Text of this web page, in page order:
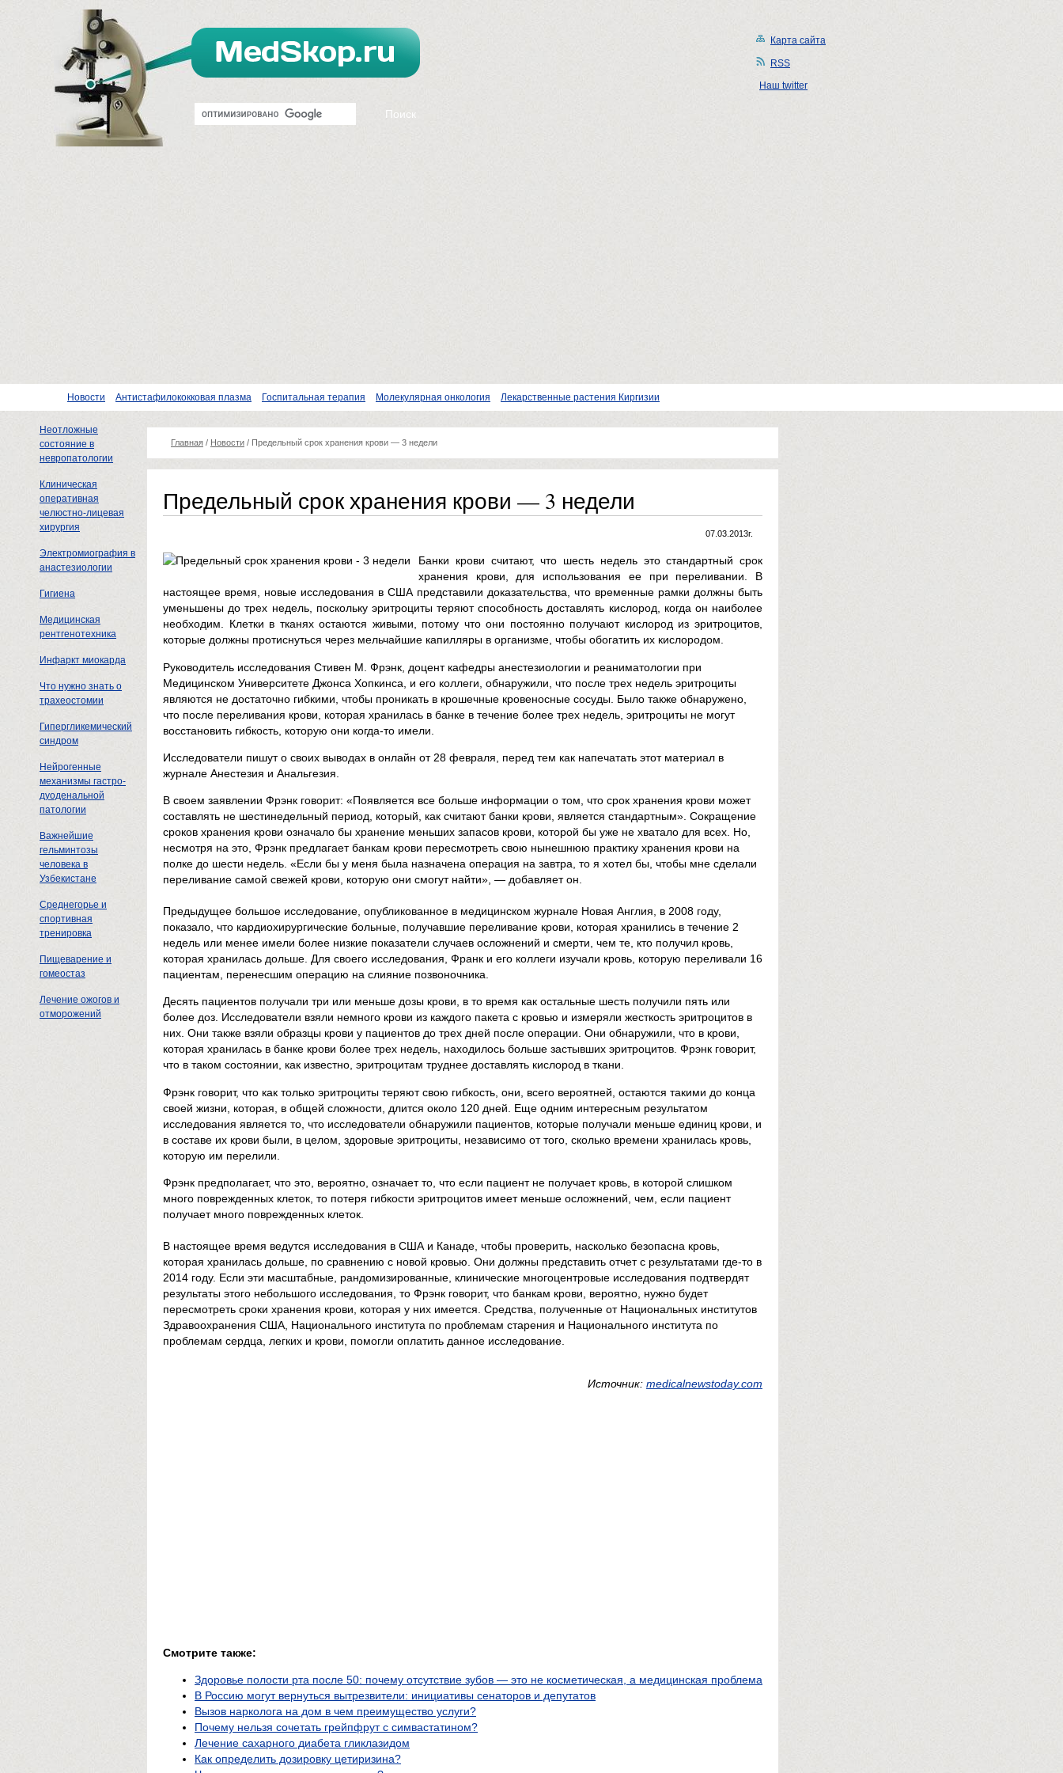
Карта сайта
RSS
Наш twitter
Новости Антистафилококковая плазма Госпитальная терапия Молекулярная онкология Лекарственные растения Киргизии
Неотложные
состояние в
невропатологии
Клиническая
оперативная
челюстно-лицевая
хирургия
Электромиография в
анастезиологии
Гигиена
Медицинская
рентгенотехника
Инфаркт миокарда
Что нужно знать о
трахеостомии
Гипергликемический
синдром
Нейрогенные
механизмы гастро-
дуоденальной
патологии
Важнейшие
гельминтозы
человека в
Узбекистане
Среднегорье и
спортивная
тренировка
Пищеварение и
гомеостаз
Лечение ожогов и
отморожений
Главная / Новости / Предельный срок хранения крови — 3 недели
Предельный срок хранения крови — 3 недели
07.03.2013г.
Банки крови считают, что шесть недель это стандартный срок
хранения крови, для использования ее при переливании. В
настоящее время, новые исследования в США представили доказательства, что временные рамки должны быть
уменьшены до трех недель, поскольку эритроциты теряют способность доставлять кислород, когда он наиболее
необходим. Клетки в тканях остаются живыми, потому что они постоянно получают кислород из эритроцитов,
которые должны протиснуться через мельчайшие капилляры в организме, чтобы обогатить их кислородом.
Руководитель исследования Стивен М. Фрэнк, доцент кафедры анестезиологии и реаниматологии при
Медицинском Университете Джонса Хопкинса, и его коллеги, обнаружили, что после трех недель эритроциты
являются не достаточно гибкими, чтобы проникать в крошечные кровеносные сосуды. Было также обнаружено,
что после переливания крови, которая хранилась в банке в течение более трех недель, эритроциты не могут
восстановить гибкость, которую они когда-то имели.
Исследователи пишут о своих выводах в онлайн от 28 февраля, перед тем как напечатать этот материал в
журнале Анестезия и Анальгезия.
В своем заявлении Фрэнк говорит: «Появляется все больше информации о том, что срок хранения крови может
составлять не шестинедельный период, который, как считают банки крови, является стандартным». Сокращение
сроков хранения крови означало бы хранение меньших запасов крови, которой бы уже не хватало для всех. Но,
несмотря на это, Фрэнк предлагает банкам крови пересмотреть свою нынешнюю практику хранения крови на
полке до шести недель. «Если бы у меня была назначена операция на завтра, то я хотел бы, чтобы мне сделали
переливание самой свежей крови, которую они смогут найти», — добавляет он.
Предыдущее большое исследование, опубликованное в медицинском журнале Новая Англия, в 2008 году,
показало, что кардиохирургические больные, получавшие переливание крови, которая хранились в течение 2
недель или менее имели более низкие показатели случаев осложнений и смерти, чем те, кто получил кровь,
которая хранилась дольше. Для своего исследования, Франк и его коллеги изучали кровь, которую переливали 16
пациентам, перенесшим операцию на слияние позвоночника.
Десять пациентов получали три или меньше дозы крови, в то время как остальные шесть получили пять или
более доз. Исследователи взяли немного крови из каждого пакета с кровью и измеряли жесткость эритроцитов в
них. Они также взяли образцы крови у пациентов до трех дней после операции. Они обнаружили, что в крови,
которая хранилась в банке крови более трех недель, находилось больше застывших эритроцитов. Фрэнк говорит,
что в таком состоянии, как известно, эритроцитам труднее доставлять кислород в ткани.
Фрэнк говорит, что как только эритроциты теряют свою гибкость, они, всего вероятней, остаются такими до конца
своей жизни, которая, в общей сложности, длится около 120 дней. Еще одним интересным результатом
исследования является то, что исследователи обнаружили пациентов, которые получали меньше единиц крови, и
в составе их крови были, в целом, здоровые эритроциты, независимо от того, сколько времени хранилась кровь,
которую им перелили.
Фрэнк предполагает, что это, вероятно, означает то, что если пациент не получает кровь, в которой слишком
много поврежденных клеток, то потеря гибкости эритроцитов имеет меньше осложнений, чем, если пациент
получает много поврежденных клеток.
В настоящее время ведутся исследования в США и Канаде, чтобы проверить, насколько безопасна кровь,
которая хранилась дольше, по сравнению с новой кровью. Они должны представить отчет с результатами где-то в
2014 году. Если эти масштабные, рандомизированные, клинические многоцентровые исследования подтвердят
результаты этого небольшого исследования, то Фрэнк говорит, что банкам крови, вероятно, нужно будет
пересмотреть сроки хранения крови, которая у них имеется. Средства, полученные от Национальных институтов
Здравоохранения США, Национального института по проблемам старения и Национального института по
проблемам сердца, легких и крови, помогли оплатить данное исследование.
Источник: medicalnewstoday.com
Смотрите также:
Здоровье полости рта после 50: почему отсутствие зубов — это не косметическая, а медицинская проблема
В Россию могут вернуться вытрезвители: инициативы сенаторов и депутатов
Вызов нарколога на дом в чем преимущество услуги?
Почему нельзя сочетать грейпфрут с симвастатином?
Лечение сахарного диабета гликлазидом
Как определить дозировку цетиризина?